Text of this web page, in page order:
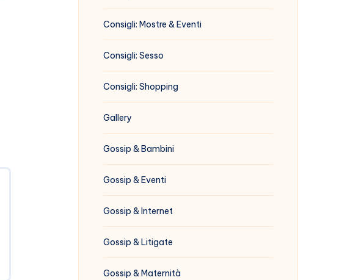
Consigli: Mostre & Eventi
Consigli: Sesso
Consigli: Shopping
Gallery
Gossip & Bambini
Gossip & Eventi
Gossip & Internet
Gossip & Litigate
Gossip & Maternità